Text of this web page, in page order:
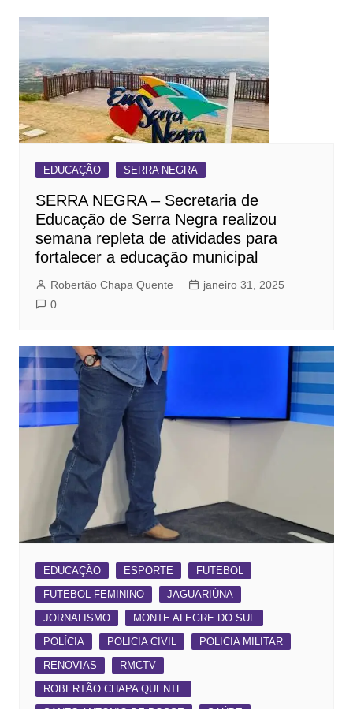
EDUCAÇÃO SERRA NEGRA
SERRA NEGRA – Secretaria de
Educação de Serra Negra realizou
semana repleta de atividades para
fortalecer a educação municipal
Robertão Chapa Quente
janeiro 31, 2025
0
EDUCAÇÃO ESPORTE
FUTEBOL
FUTEBOL FEMININO
JAGUARIÚNA
JORNALISMO
MONTE ALEGRE DO SUL
POLÍCIA
POLICIA CIVIL
POLICIA MILITAR
RENOVIAS
RMCTV
ROBERTÃO CHAPA QUENTE